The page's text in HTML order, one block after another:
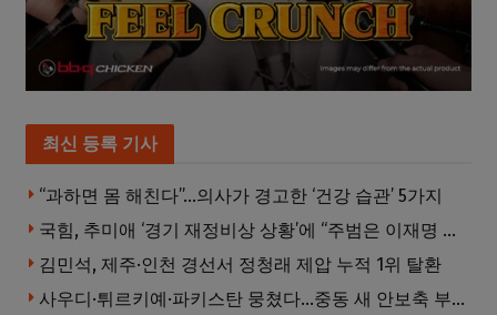
최신 등록 기사
“과하면 몸 해친다”…의사가 경고한 ‘건강 습관’ 5가지
국힘, 추미애 ‘경기 재정비상 상황’에 “주범은 이재명 전 지사”
김민석, 제주·인천 경선서 정청래 제압 누적 1위 탈환
사우디·튀르키예·파키스탄 뭉쳤다…중동 새 안보축 부상하나